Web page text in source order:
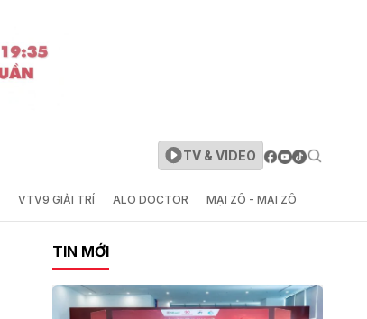
TV & VIDEO
VTV9 GIẢI TRÍ ALO DOCTOR MẠI ZÔ - MẠI ZÔ
TIN MỚI